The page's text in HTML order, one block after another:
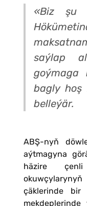
«Biz şu
saýlap
goýmaga
bagly hoş
belleýär.
ABŞ-nyň
aýtmagyna
häzire çenli
çäklerinde bir